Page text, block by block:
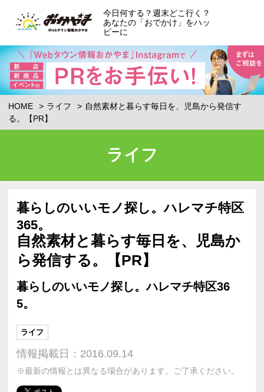
今日何する？週末どこ行く？
あなたの「おでかけ」をハッ
ピーに
HOME ライフ
自然素材と暮らす毎日を、児島から発信す
る。【PR】
ライフ
暮らしのいいモノ探し。ハレマチ特区
365。
自然素材と暮らす毎日を、児島か
ら発信する。【PR】
暮らしのいいモノ探し。ハレマチ特区36
5。
ライフ
情報掲載日：2016.09.14
※最新の情報とは異なる場合があります。ご了承ください。